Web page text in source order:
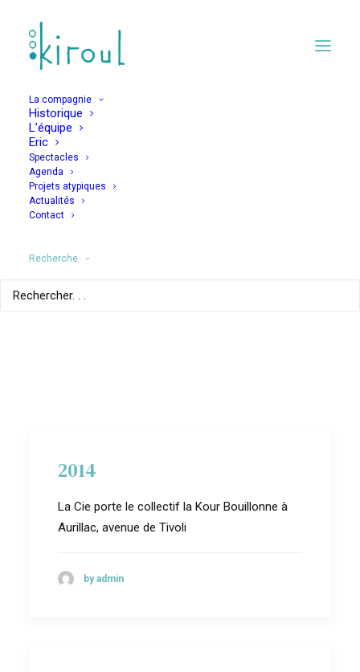
La compagnie
Historique
L’équipe
Eric
Spectacles
Agenda
Projets atypiques
Actualités
Contact
Recherche Timeline Stories
2014
La Cie porte le collectif la Kour Bouillonne à
Aurillac, avenue de Tivoli
by admin